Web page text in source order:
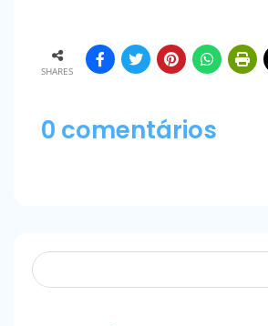
SHARES
0 comentários